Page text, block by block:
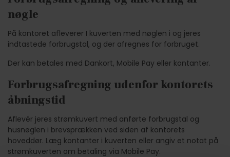
nøgle
På kontoret afleverer I kuverten med nøglen i og jeres
indtastede forbrugstal, og der afregnes for forbruget.
Der kan betales med Dankort, Mobile Pay eller kontanter.
Forbrugsafregning udenfor kontorets
åbningstid
Aflevér jeres strømkuvert med anførte forbrugstal og
husnøglen i brevsprækken ved siden af kontorets
hoveddør. Læg kontanter i kuverten eller angiv et notat på
strømkuverten om betaling via Mobile Pay.